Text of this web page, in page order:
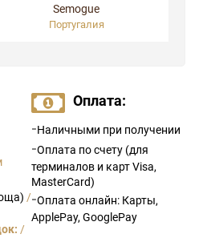
Semogue
Португалия
/
/
Оплата:
-Наличными при получении
-Оплата по счету (для
терминалов и карт Visa,
MasterCard)
-Оплата онлайн: Карты,
ApplePay, GooglePay